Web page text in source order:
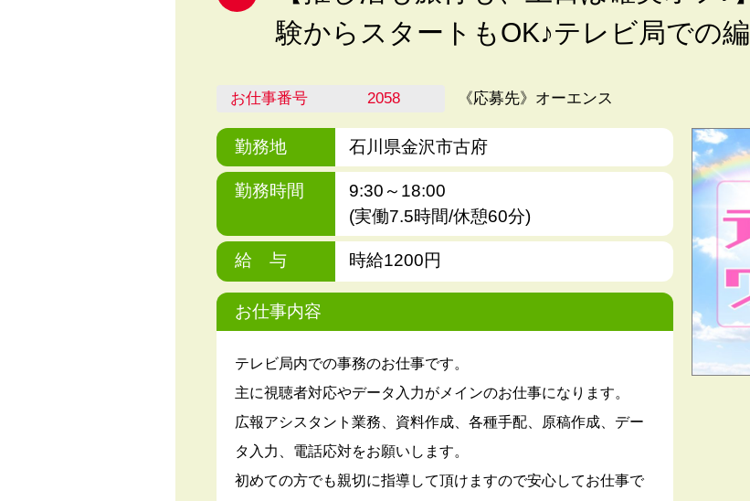
験からスタートもOK♪テレビ局での
お仕事番号 2058 《応募先》オーエンス
勤務地 石川県金沢市古府
勤務時間
9:30～18:00
(実働7.5時間/休憩60分)
給 与 時給1200円
お仕事内容
テレビ局内での事務のお仕事です。
主に視聴者対応やデータ入力がメインのお仕事になります。
広報アシスタント業務、資料作成、各種手配、原稿作成、デー
タ入力、電話応対をお願いします。
初めての方でも親切に指導して頂けますので安心してお仕事で